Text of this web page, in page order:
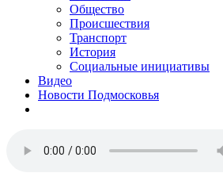
Общество
Происшествия
Транспорт
История
Социальные инициативы
Видео
Новости Подмосковья